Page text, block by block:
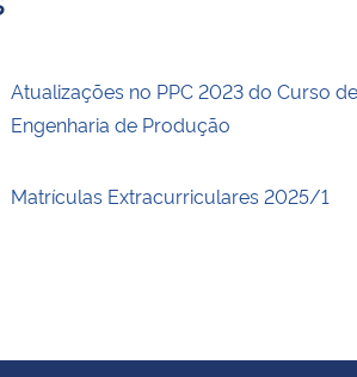
Atualizações no PPC 2023 do Curso de
Engenharia de Produção
Matrículas Extracurriculares 2025/1